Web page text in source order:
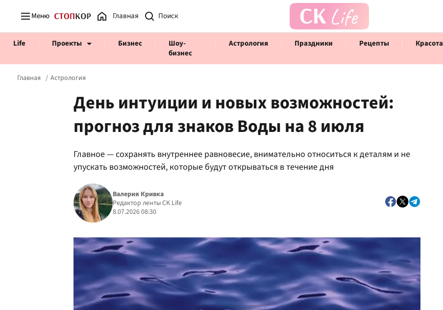
Меню Главная
Life Проекты Бизнес
Шоу-
бизнес
Астрология Праздники Рецепты Красота
ВІДВЕРТІ Говорят инфлюенсеры
Главная Астрология
День интуиции и новых возможностей:
прогноз для знаков Воды на 8 июля
Главное — сохранять внутреннее равновесие, внимательно относиться к деталям и не
упускать возможностей, которые будут открываться в течение дня
Валерия Кривка
Редактор ленты CK Life
8.07.2026 08:30